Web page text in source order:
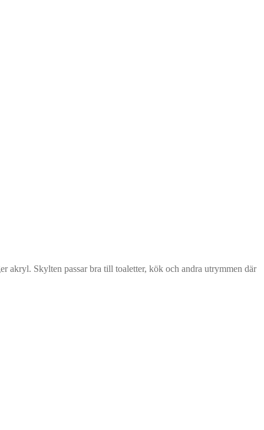
akryl. Skylten passar bra till toaletter, kök och andra utrymmen där